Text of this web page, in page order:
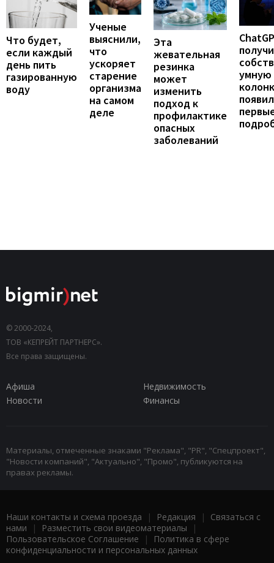
Что будет,
если каждый
день пить
газированную
воду
Ученые
выяснили,
что
ускоряет
старение
организма
на самом
деле
Эта
жевательная
резинка
может
изменить
подход к
профилактике
опасных
заболеваний
умную
© 2000-2024,
ТОВ «КЕПРЕЙТ ПАРТНЕРС».
Все права защищены.
Афиша
Недвижимость
Новости
Финансы
Материалы, отмеченные знаками "Реклама", "PR", "Спецпроект",
"Новости компаний", "Актуально", "Промо", публикуются на
правах рекламы.
Наши контакты и схема проезда | Редакция | Связаться с
нами | Разместить свои видеоматериалы |
Пользовательское Соглашение |
Политика в сфере
конфиденциальности и персональных данных